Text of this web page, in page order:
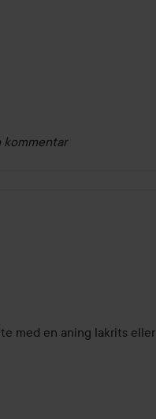
kommentar
med en aning lakrits eller